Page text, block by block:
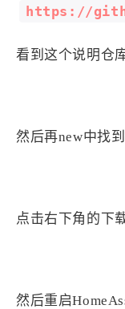
https://
看到这个说明仓
然后再new中找
点击右下角的下载
然后重启